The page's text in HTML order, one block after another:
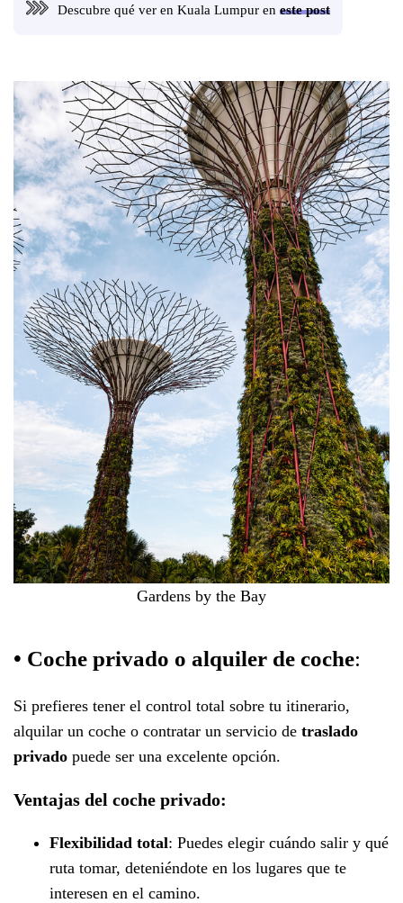
Descubre qué ver en Kuala Lumpur en este post
Gardens by the Bay
• Coche privado o alquiler de coche:
Si prefieres tener el control total sobre tu itinerario,
alquilar un coche o contratar un servicio de traslado
privado puede ser una excelente opción.
Ventajas del coche privado:
Flexibilidad total: Puedes elegir cuándo salir y qué
ruta tomar, deteniéndote en los lugares que te
interesen en el camino.